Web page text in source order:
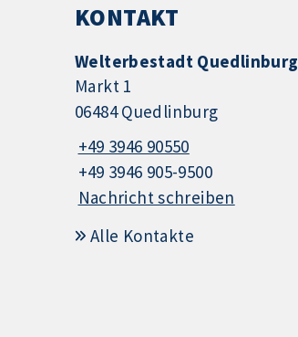
KONTAKT
Welterbestadt Quedlinburg
Markt 1
06484 Quedlinburg
+49 3946 90550
+49 3946 905-9500
Nachricht schreiben
Alle Kontakte